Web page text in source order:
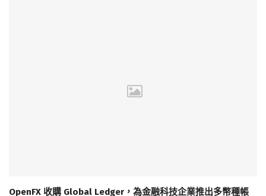
OpenFX 收購 Global Ledger，為金融科技企業推出多幣種帳